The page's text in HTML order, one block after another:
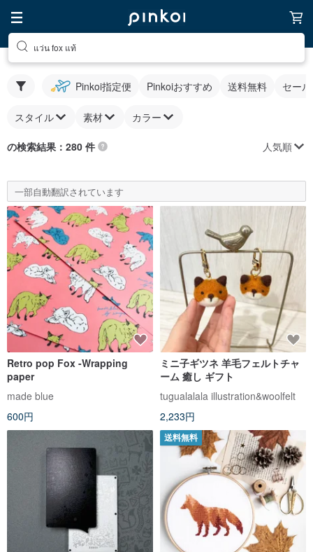
แว่น fox แท้
Pinkoi指定便 Pinkoiおすすめ 送料無料 セー
スタイル 素材 カラー
の検索結果：280 件 人気順
一部自動翻訳されています
Retro pop Fox -Wrapping
paper
made blue
600円
ミニ子ギツネ 羊毛フェルトチャ
ーム 癒し ギフト
tugualalala illustration&woolfelt
2,233円
送料無料